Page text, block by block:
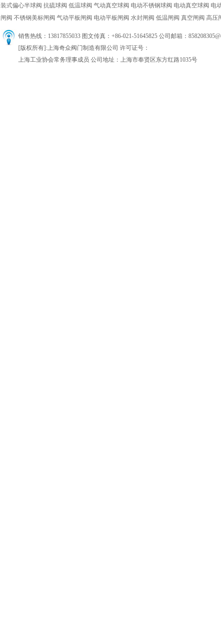
装式偏心半球阀 抗硫球阀 低温球阀 气动真空球阀 电动不锈钢球阀 电动真空球阀 电
闸阀 不锈钢美标闸阀 气动平板闸阀 电动平板闸阀 水封闸阀 低温闸阀 真空闸阀 高压
销售热线：13817855033 图文传真：+86-021-51645825 公司邮箱：
[版权所有]:上海奇众阀门制造有限公司 许可证号：
上海工业协会常务理事成员 公司地址：上海市奉贤区东方红路1035号